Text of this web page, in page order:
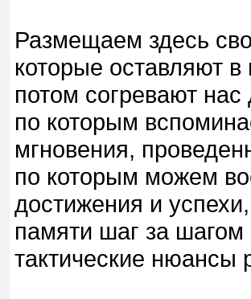
Размещаем здесь
которые оставляют
потом согревают
по которым
мгновения,
по которым можем
достижения и
памяти шаг за
тактические нюансы